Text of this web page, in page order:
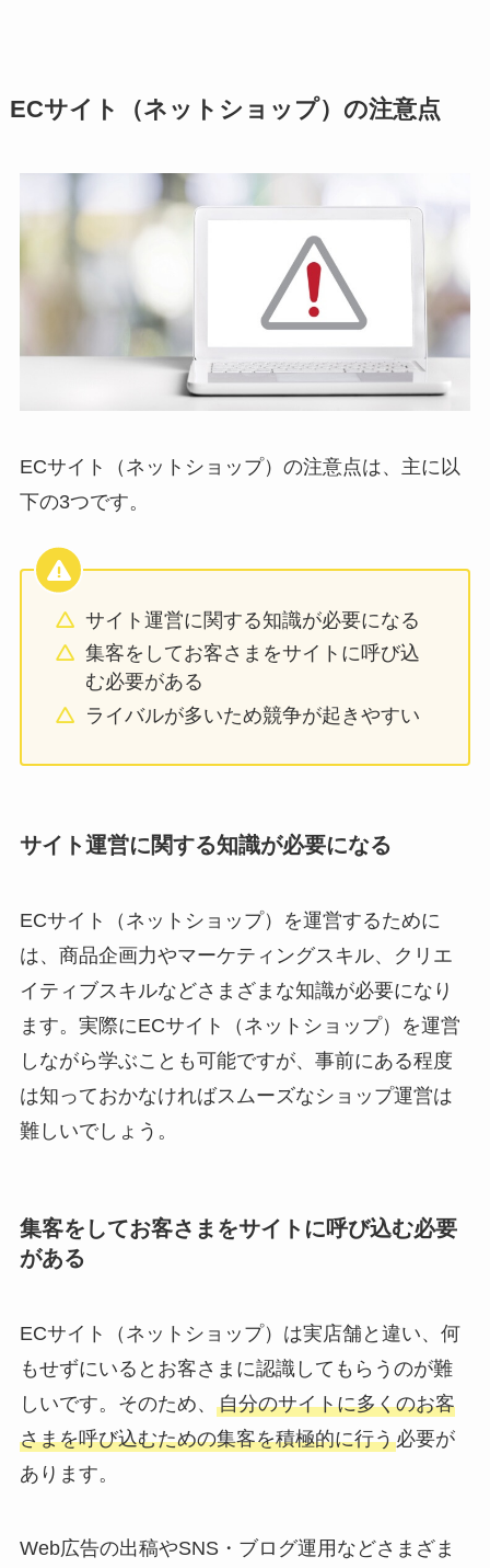
ECサイト（ネットショップ）の注意点
ECサイト（ネットショップ）の注意点は、主に以
下の3つです。
サイト運営に関する知識が必要になる
集客をしてお客さまをサイトに呼び込
む必要がある
ライバルが多いため競争が起きやすい
サイト運営に関する知識が必要になる
ECサイト（ネットショップ）を運営するために
は、商品企画力やマーケティングスキル、クリエ
イティブスキルなどさまざまな知識が必要になり
ます。実際にECサイト（ネットショップ）を運営
しながら学ぶことも可能ですが、事前にある程度
は知っておかなければスムーズなショップ運営は
難しいでしょう。
集客をしてお客さまをサイトに呼び込む必要
がある
ECサイト（ネットショップ）は実店舗と違い、何
もせずにいるとお客さまに認識してもらうのが難
しいです。そのため、 自分のサイトに多くのお客
さまを呼び込むための集客を積極的に行う必要が
あります。
Web広告の出稿やSNS・ブログ運用などさまざま